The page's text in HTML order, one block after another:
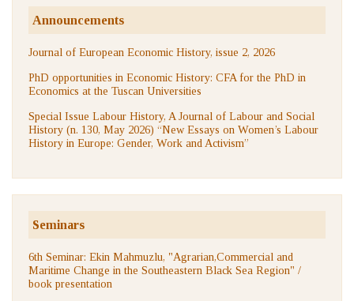
Announcements
Journal of European Economic History, issue 2, 2026
PhD opportunities in Economic History: CFA for the PhD in
Economics at the Tuscan Universities
Special Issue Labour History, A Journal of Labour and Social
History (n. 130, May 2026) “New Essays on Women’s Labour
History in Europe: Gender, Work and Activism”
Seminars
6th Seminar: Ekin Mahmuzlu, "Agrarian,Commercial and
Maritime Change in the Southeastern Black Sea Region" /
book presentation